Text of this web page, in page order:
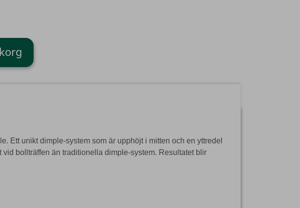
Ett unikt dimple-system som är upphöjt i mitten och en yttredel
bollträffen än traditionella dimple-system. Resultatet blir